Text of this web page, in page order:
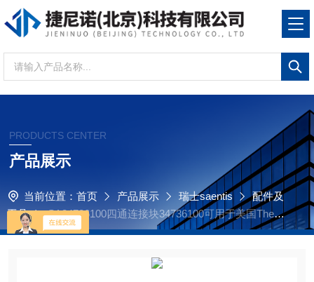
PRODUCTS CENTER
产品展示
当前位置： 首页 产品展示 瑞士saentis
配件及
工具
SA34736100四通连接块34736100可用于美国Ther
mo